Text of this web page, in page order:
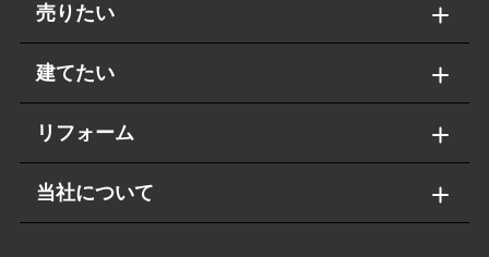
売りたい
建てたい
リフォーム
当社について